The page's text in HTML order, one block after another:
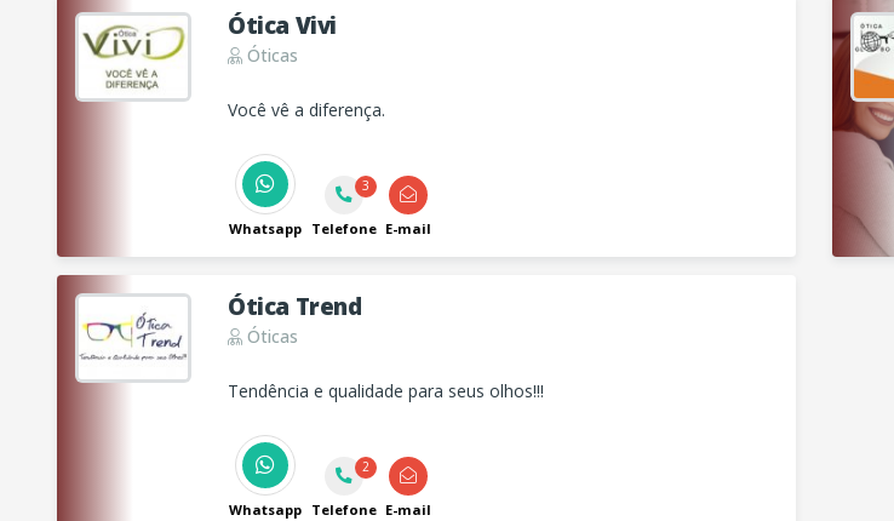
Ótica Vivi
Óticas
Você vê a diferença.
Whatsapp
3
Telefone E-mail
Ótica Trend
Óticas
Tendência e qualidade para seus olhos!!!
Whatsapp
2
Telefone E-mail